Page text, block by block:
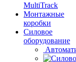
MultiTrack
Монтажные
коробки
Силовое
оборудование